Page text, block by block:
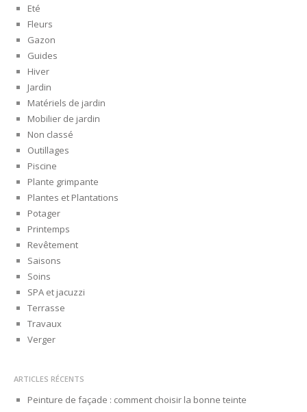
Eté
Fleurs
Gazon
Guides
Hiver
Jardin
Matériels de jardin
Mobilier de jardin
Non classé
Outillages
Piscine
Plante grimpante
Plantes et Plantations
Potager
Printemps
Revêtement
Saisons
Soins
SPA et jacuzzi
Terrasse
Travaux
Verger
ARTICLES RÉCENTS
Peinture de façade : comment choisir la bonne teinte